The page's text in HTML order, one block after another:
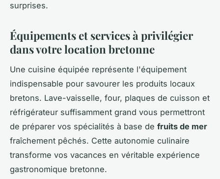
surprises.
Équipements et services à privilégier
dans votre location bretonne
Une cuisine équipée représente l'équipement
indispensable pour savourer les produits locaux
bretons. Lave-vaisselle, four, plaques de cuisson et
réfrigérateur suffisamment grand vous permettront
de préparer vos spécialités à base de fruits de mer
fraîchement pêchés. Cette autonomie culinaire
transforme vos vacances en véritable expérience
gastronomique bretonne.